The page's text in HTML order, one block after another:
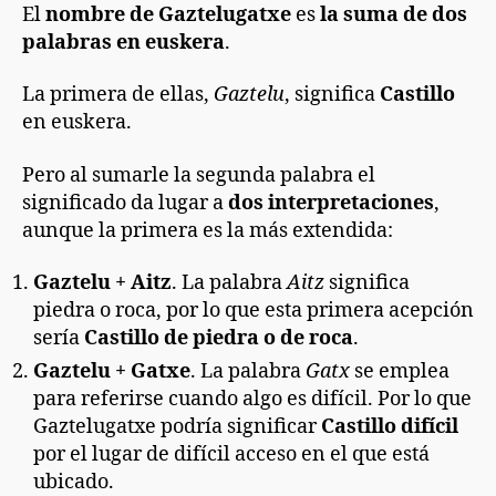
Elnombre de Gaztelugatxe esla suma de dos
palabras en euskera.
La primera de ellas, Gaztelu, significa Castillo
en euskera.
Pero al sumarle la segunda palabra el
significado da lugar ados interpretaciones,
aunque la primera es la más extendida:
Gaztelu + Aitz. La palabraAitz significa
piedra o roca, por lo que esta primera acepción
sería Castillo de piedra o de roca.
Gaztelu + Gatxe. La palabra Gatx se emplea
para referirse cuando algo es difícil. Por lo que
Gaztelugatxe podría significarCastillo difícil
por el lugar de difícil acceso en el que está
ubicado.